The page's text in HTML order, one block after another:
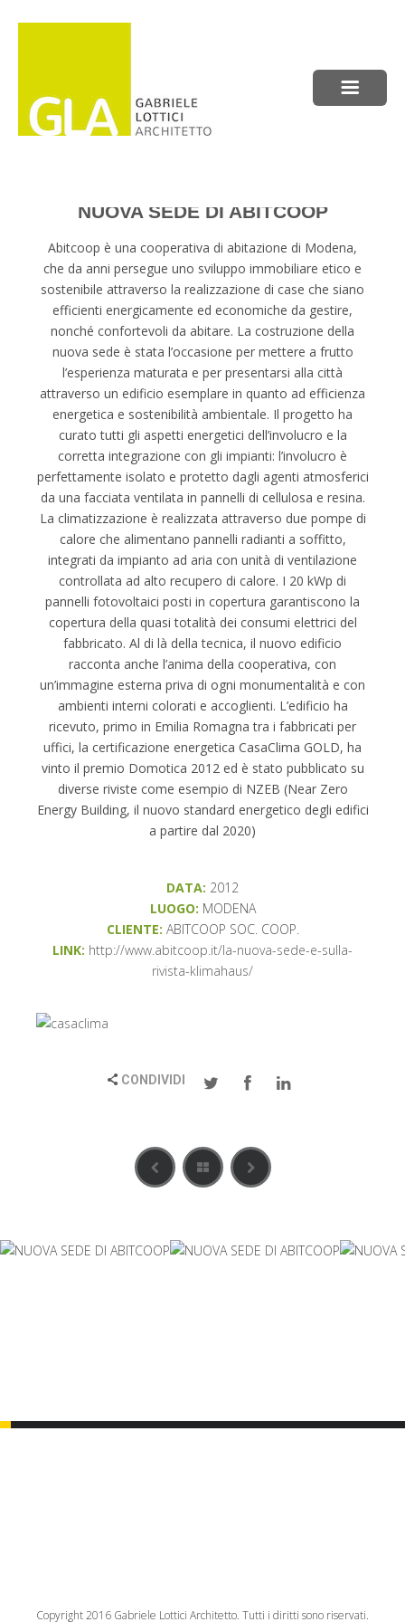
NUOVA SEDE DI ABITCOOP
Abitcoop è una cooperativa di abitazione di Modena,
che da anni persegue uno sviluppo immobiliare etico e
sostenibile attraverso la realizzazione di case che siano
efficienti energicamente ed economiche da gestire,
nonché confortevoli da abitare. La costruzione della
nuova sede è stata l’occasione per mettere a frutto
l’esperienza maturata e per presentarsi alla città
attraverso un edificio esemplare in quanto ad efficienza
energetica e sostenibilità ambientale. Il progetto ha
curato tutti gli aspetti energetici dell’involucro e la
corretta integrazione con gli impianti: l’involucro è
perfettamente isolato e protetto dagli agenti atmosferici
da una facciata ventilata in pannelli di cellulosa e resina.
La climatizzazione è realizzata attraverso due pompe di
calore che alimentano pannelli radianti a soffitto,
integrati da impianto ad aria con unità di ventilazione
controllata ad alto recupero di calore. I 20 kWp di
pannelli fotovoltaici posti in copertura garantiscono la
copertura della quasi totalità dei consumi elettrici del
fabbricato. Al di là della tecnica, il nuovo edificio
racconta anche l’anima della cooperativa, con
un’immagine esterna priva di ogni monumentalità e con
ambienti interni colorati e accoglienti. L’edificio ha
ricevuto, primo in Emilia Romagna tra i fabbricati per
uffici, la certificazione energetica CasaClima GOLD, ha
vinto il premio Domotica 2012 ed è stato pubblicato su
diverse riviste come esempio di NZEB (Near Zero
Energy Building, il nuovo standard energetico degli edifici
a partire dal 2020)
DATA: 2012
LUOGO: MODENA
CLIENTE: ABITCOOP SOC. COOP.
LINK: http://www.abitcoop.it/la-nuova-sede-e-sulla-
rivista-klimahaus/
CONDIVIDI
Copyright 2016 Gabriele Lottici Architetto. Tutti i diritti sono riservati.